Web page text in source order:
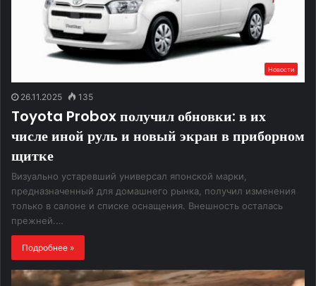
Новости
26.11.2025 135
Toyota Probox получил обновки: в их
числе иной руль и новый экран в приборном
щитке
Визуально устаревший универсал японской марки,
предназначенный для домашнего рынка, получил изменения
только в салоне и списке оснащения. Внешность осталась
прежней.…
Подробнее »